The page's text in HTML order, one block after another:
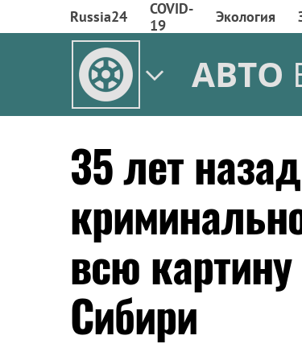
Russia24
COVID-
19
Экология
АВТО
35 лет
всю
Сибири